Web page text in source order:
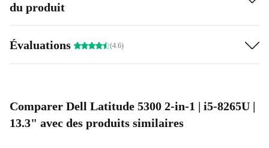
du produit
Évaluations (4.6)
Comparer Dell Latitude 5300 2-in-1 | i5-8265U |
13.3" avec des produits similaires